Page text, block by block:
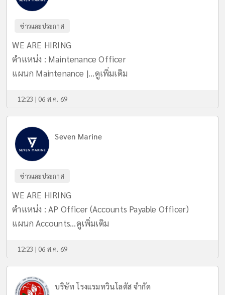
ข่าวและประกาศ
WE ARE HIRING
ตำแหน่ง : Maintenance Officer
แผนก Maintenance |...ดูเพิ่มเติม
12:23 | 06 ส.ค. 69
Seven Marine
ข่าวและประกาศ
WE ARE HIRING
ตำแหน่ง : AP Officer (Accounts Payable Officer)
แผนก Accounts...ดูเพิ่มเติม
12:23 | 06 ส.ค. 69
บริษัท โรงแรมทวินโลตัส จำกัด